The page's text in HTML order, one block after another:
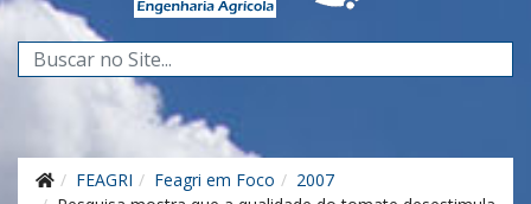
Search
...
FEAGRI Feagri em Foco
2007